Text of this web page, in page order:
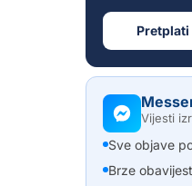
Pretplati
Vijesti
Sve objave
Brze